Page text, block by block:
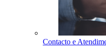
Contacto e